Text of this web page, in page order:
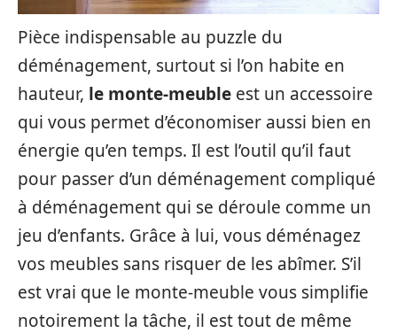
Pièce indispensable au puzzle du
déménagement, surtout si l’on habite en
hauteur, le monte-meuble est un accessoire
qui vous permet d’économiser aussi bien en
énergie qu’en temps. Il est l’outil qu’il faut
pour passer d’un déménagement compliqué
à déménagement qui se déroule comme un
jeu d’enfants. Grâce à lui, vous déménagez
vos meubles sans risquer de les abîmer. S’il
est vrai que le monte-meuble vous simplifie
notoirement la tâche, il est tout de même